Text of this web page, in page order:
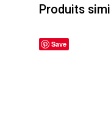
Produits
Save